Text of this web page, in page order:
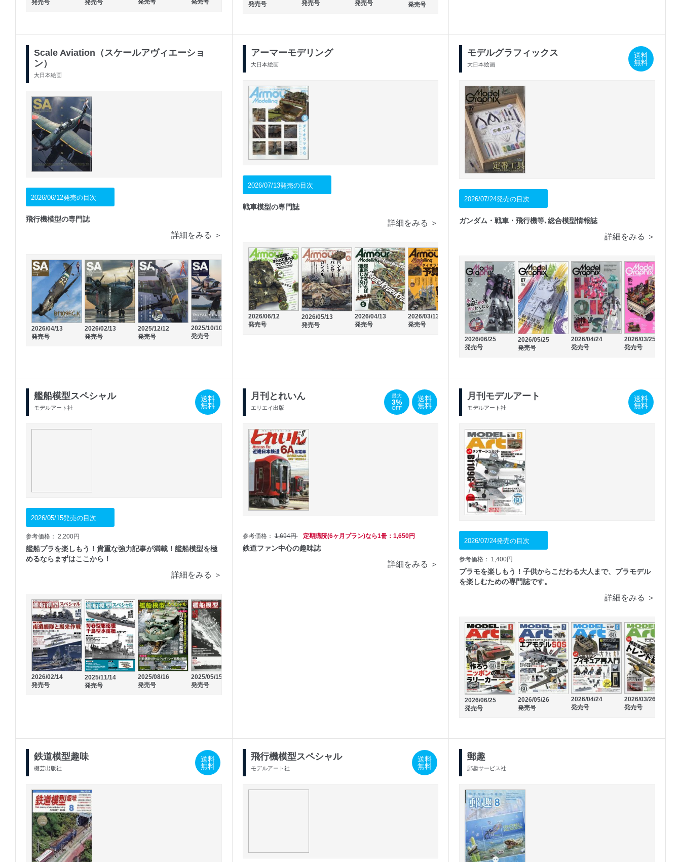
発売号
発売号
発売号
発売号
発売号
発売号
発売号
発売号
発売号
発売号
Scale Aviation（スケールアヴィエーショ
ン）
大日本絵画
2026/06/12発売の目次
飛行機模型の専門誌
詳細をみる ＞
2026/04/13
発売号
2026/02/13
発売号
2025/12/12
発売号
2025/10/10
発売号
2025/08/12
2025/06/13
アーマーモデリング
大日本絵画
2026/07/13発売の目次
戦車模型の専門誌
詳細をみる ＞
2026/06/12
発売号
2026/05/13
発売号
2026/04/13
発売号
2026/03/13
発売号
2026/02/13
発売号
2026/01/13
発売号
モデルグラフィックス
大日本絵画
送料
無料
2026/07/24発売の目次
ガンダム・戦車・飛行機等､総合模型情報誌
詳細をみる ＞
2026/06/25
発売号
2026/05/25
発売号
2026/04/24
発売号
2026/03/25
発売号
艦船模型スペシャル
モデルアート社
送料
無料
2026/05/15発売の目次
参考価格： 2,200円
艦船プラを楽しもう！貴重な強力記事が満載！艦船模型を極
めるならまずはここから！
詳細をみる ＞
2026/02/14
発売号
2025/11/14
発売号
2025/08/16
発売号
2025/05/15
発売号
月刊とれいん
エリエイ出版
最大
3%
OFF
送料
無料
参考価格：1,694円 定期購読(6ヶ月プラン)なら1冊：1,650円
鉄道ファン中心の趣味誌
詳細をみる ＞
月刊モデルアート
モデルアート社
送料
無料
2026/07/24発売の目次
参考価格： 1,400円
プラモを楽しもう！子供からこだわる大人まで、プラモデル
を楽しむための専門誌です。
詳細をみる ＞
2026/06/25
発売号
2026/05/26
発売号
2026/04/24
発売号
2026/03/26
発売号
鉄道模型趣味
機芸出版社
送料
無料
飛行機模型スペシャル
モデルアート社
送料
無料
郵趣
郵趣サービス社